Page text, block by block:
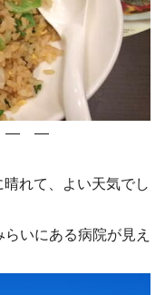
―
れて、よい天気でし
いにある病院が見え